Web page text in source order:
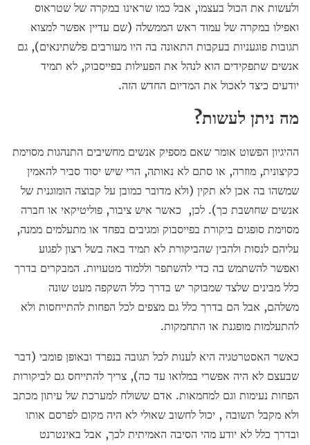
ולעשות את הכול בעצמו, אבל כמו שראינו במקרה של שטראוס
ואפילו במקרה של עמוד ראש הממשלה (שם עדיין אפשר למצוא
תגובות פוגעניות בעקבות התאונה בה היו מעורבים פלשתינאים), גם
אנשים שתפקידים הוא לנהל את הפעילות בפייסבוק, לא תמיד
יודעים כיצד לאכול את המדיום החדש הזה.
מה ניתן לעשות?
ההיגיון הפשוט אומר שאם מספיק אנשים מחשיבים התנהגות מסוימת
כקיצונית, מוזרה, או סתם לא נאותה, הרי שיש יסוד סביר להאמין
שמשהו בה אכן לא תקין (ולא מדובר כמובן על קבוצה הומוגנית של
אנשים שחושבת כך). לכן, כאשר איש ציבור, פוליטיקאי או חברה
מסוימת סופגים ביקורת בפייסבוק ומגיבים בפחד או מתעלמים ממנה,
עליהם לנסות ולהבין שהביקורת לא תמיד באה בשל רצון לפגוע
ואפשר להשתמש בה כדי להשתפר וללמוד מטעויות. המבקרים בדרך
כלל מבינים שלצד שמבוקר יש בדרך כלל השקפה מעט שונה
משלהם, אבל הם בדרך כלל גם מצפים לכל הפחות להתייחסות ולא
להתעלמות מופגנת או התחמקות.
כאשר האסטרטגיה היא לענות לכל תגובה בנפרד ובאופן פומבי (דבר
שבעצם לא היה אפשרי במלואו עד כה), צריך להתייחס גם לביקורות
הפחות נעימות וגם למחמאות. אדם ששולח למערכת של עיתון מכתב
ולא מקבל תשובה , יכול לחשוב שאולי לא היה מקום לפרסם אותו
ובדרך כלל לא יודע מהי הסיבה האמיתית לכך, אבל באינטרנט